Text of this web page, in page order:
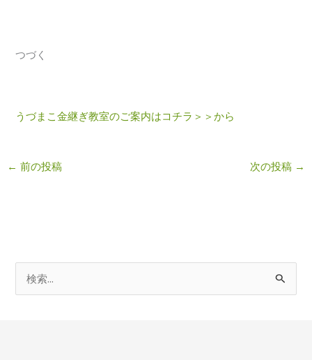
つづく
うづまこ金継ぎ教室のご案内はコチラ＞＞から
← 前の投稿 次の投稿 →